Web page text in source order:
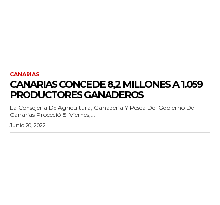
CANARIAS
CANARIAS CONCEDE 8,2 MILLONES A 1.059
PRODUCTORES GANADEROS
La Consejería De Agricultura, Ganadería Y Pesca Del Gobierno De
Canarias Procedió El Viernes,...
Junio 20, 2022